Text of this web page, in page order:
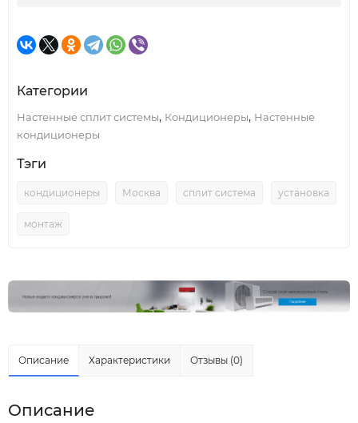
Категории
Настенные сплит системы, Кондиционеры, Настенные
кондиционеры
Тэги
кондиционеры Москва сплит система установка
монтаж
Описание Характеристики Отзывы (0)
Описание